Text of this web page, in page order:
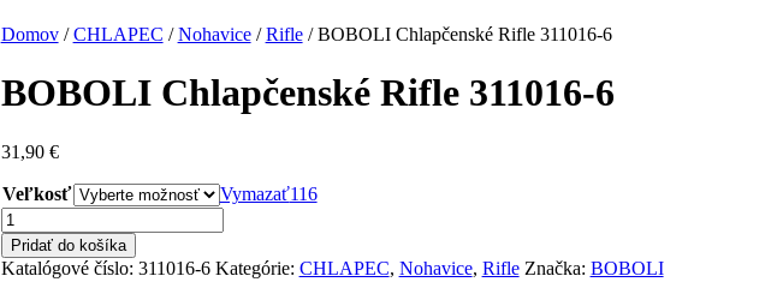
Domov/CHLAPEC /Nohavice/Rifle/ BOBOLI Chlapčenské Rifle 311016-6
BOBOLI Chlapčenské Rifle 311016-6
31,90 €
Veľkosť Vymazať116
množstvo
BOBOLI
Chlapčenské
Rifle
Pridať do košíka
Katalógové číslo: 311016-6 Kategórie: CHLAPEC, Nohavice, Rifle Značka: BOBOLI